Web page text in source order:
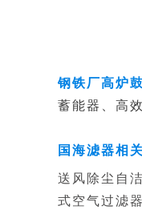
钢铁厂高炉
蓄能器、高
国海滤器相
送风除尘自
式空气过滤器